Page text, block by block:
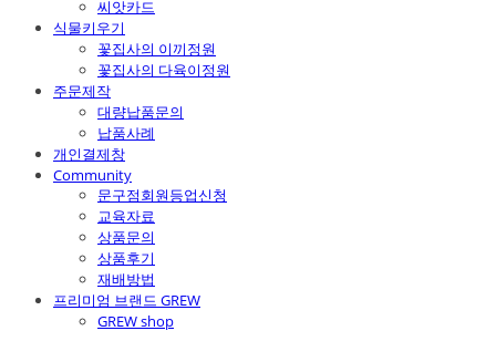
씨앗카드
식물키우기
꽃집사의 이끼정원
꽃집사의 다육이정원
주문제작
대량납품문의
납품사례
개인결제창
Community
문구점회원등업신청
교육자료
상품문의
상품후기
재배방법
프리미엄 브랜드 GREW
GREW shop